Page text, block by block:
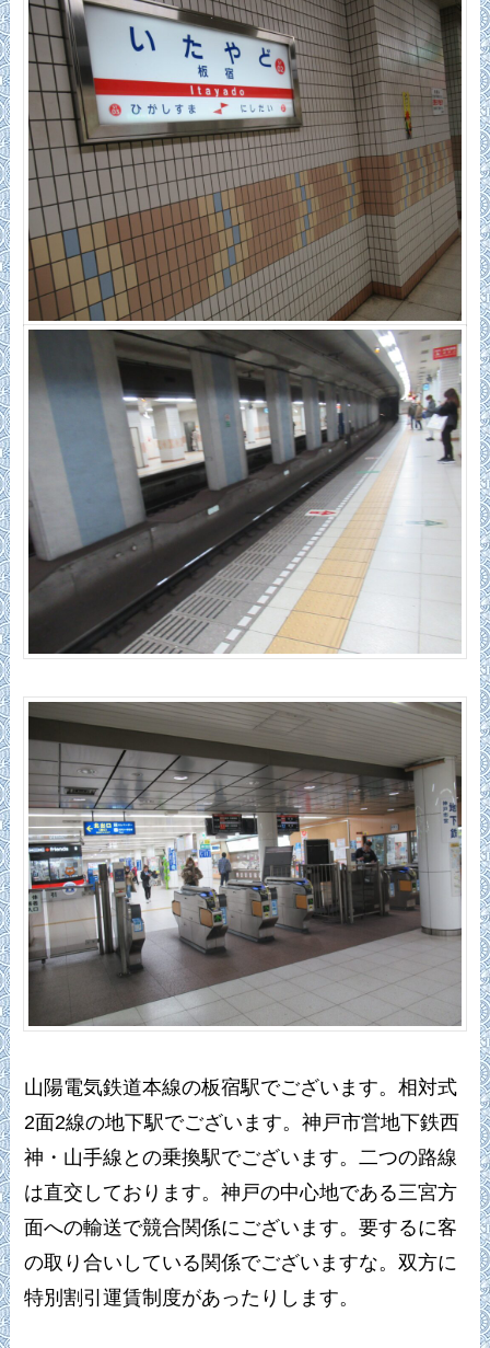
山陽電気鉄道本線の板宿駅でございます。相対式
2面2線の地下駅でございます。神戸市営地下鉄西
神・山手線との乗換駅でございます。二つの路線
は直交しております。神戸の中心地である三宮方
面への輸送で競合関係にございます。要するに客
の取り合いしている関係でございますな。双方に
特別割引運賃制度があったりします。